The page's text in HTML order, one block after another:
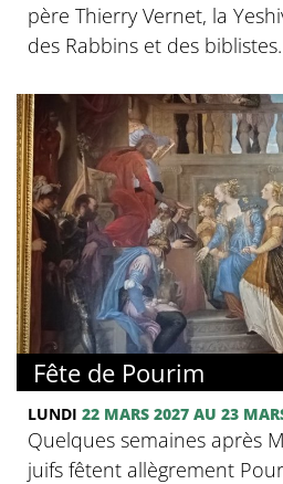
père Thierry Vernet, la
des Rabbins et des biblistes.
Fête de Pourim
LUNDI 22 MARS 2027 AU 23
Quelques semaines après
juifs fêtent allègrement